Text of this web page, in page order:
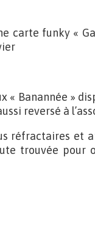
carte funky «
« Banannée »
reversé à
réfractaires et
trouvée